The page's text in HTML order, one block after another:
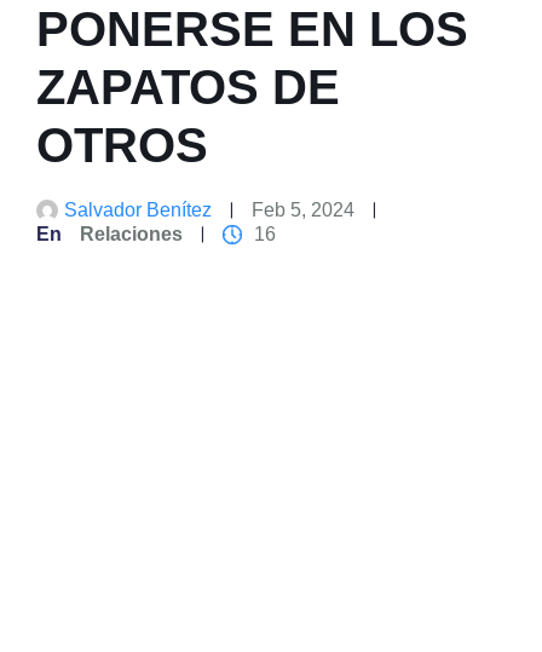
PONERSE EN LOS
ZAPATOS DE
OTROS
Salvador Benítez
Feb 5, 2024
En
Relaciones 16